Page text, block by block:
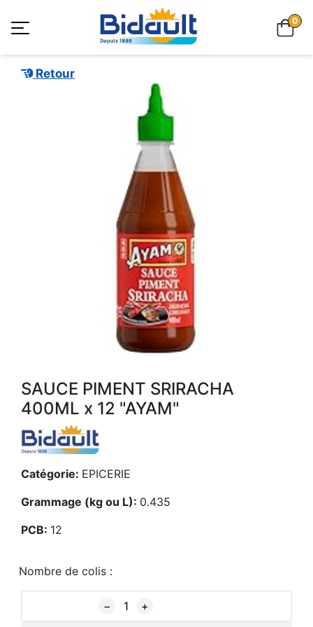
0
Retour
SAUCE PIMENT SRIRACHA
400ML x 12 "AYAM"
Catégorie: EPICERIE
Grammage (kg ou L): 0.435
PCB: 12
Nombre de colis :
− +